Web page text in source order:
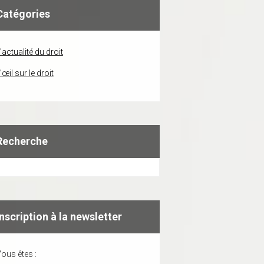
L'actualité du droit
L'œil sur le droit
à la newsletter
êtes :